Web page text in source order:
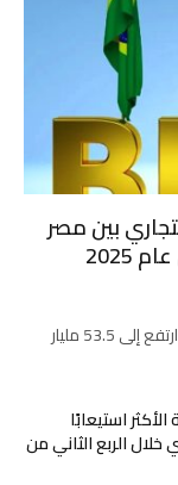
التجاري بين مصر
حجم التبادل التجاري بين مصر ودول تجمع البريكس ارتفع إلى 53.5 مليار
استيعابًا
الربع الثاني من